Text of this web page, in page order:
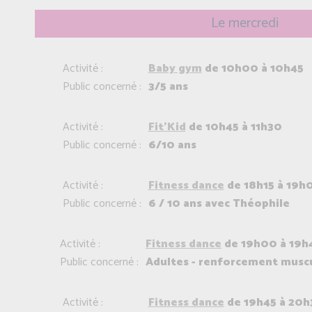
Le mercredi
Activité : Baby gym de 10h00 à 10h45
Public concerné : 3/5 ans
Activité : Fit'Kid de 10h45 à 11h30
Public concerné : 6/10 ans
Activité : Fitness dance de 18h15 à
Public concerné : 6 / 10 ans avec Théophile
Activité : Fitness dancede 19h00 à
Public concerné : Adultes - renforcement
Activité : Fitness dance de 19h45 à